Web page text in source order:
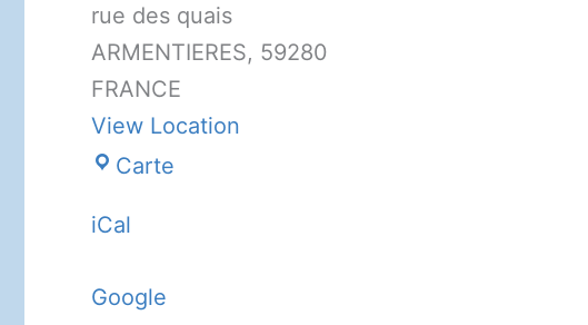
à
secretariat@tclla.fr
rue des quais
ARMENTIERES, 59280
FRANCE
View Location
Carte
iCal
Google